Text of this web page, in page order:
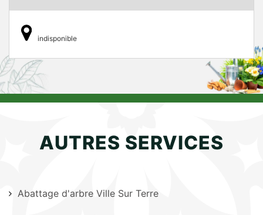
indisponible
AUTRES SERVICES
Abattage d'arbre Ville Sur Terre